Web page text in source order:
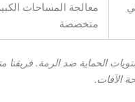
معالجة المساحات
متخصصة
الحماية ضد الرمة.
الآفات.